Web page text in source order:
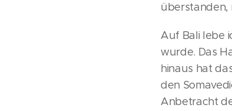
überstanden,
Auf Bali lebe
wurde. Das
hinaus hat
den
Anbetracht